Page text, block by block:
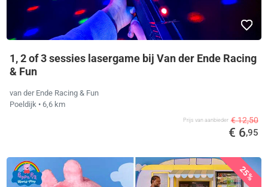
1, 2 of 3 sessies lasergame bij Van der Ende Racing
& Fun
van der Ende Racing & Fun
Poeldijk • 6,6 km
Prijs van aanbieder € 12,50
€ 6,95
25%